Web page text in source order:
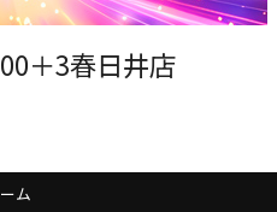
＋3春日井店
ム